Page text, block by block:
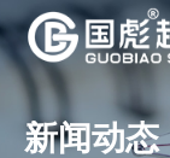
新闻动态